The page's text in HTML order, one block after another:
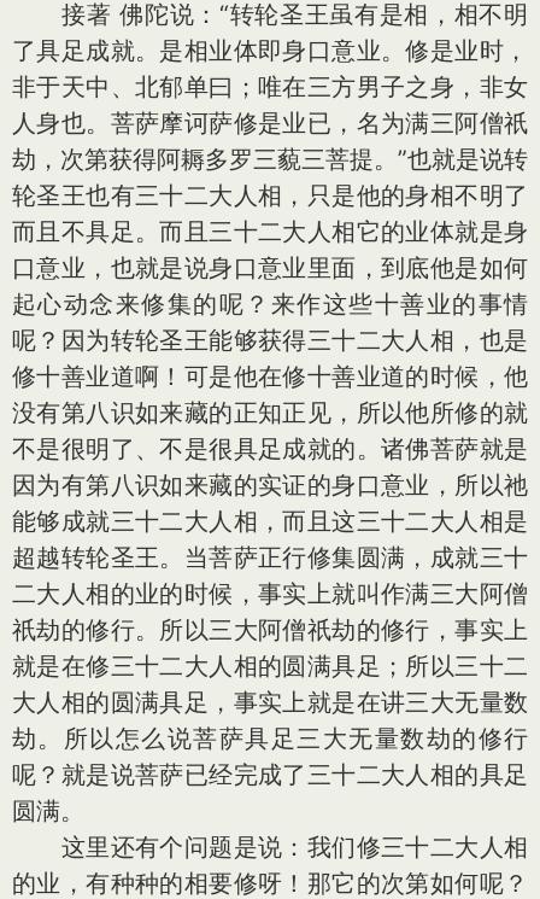
接著 佛陀说：“转轮圣王虽有是相，相不明
了具足成就。是相业体即身口意业。修是业时，
非于天中、北郁单曰；唯在三方男子之身，非女
人身也。菩萨摩诃萨修是业已，名为满三阿僧祇
劫，次第获得阿耨多罗三藐三菩提。”也就是说转
轮圣王也有三十二大人相，只是他的身相不明了
而且不具足。而且三十二大人相它的业体就是身
口意业，也就是说身口意业里面，到底他是如何
起心动念来修集的呢？来作这些十善业的事情
呢？因为转轮圣王能够获得三十二大人相，也是
修十善业道啊！可是他在修十善业道的时候，他
没有第八识如来藏的正知正见，所以他所修的就
不是很明了、不是很具足成就的。诸佛菩萨就是
因为有第八识如来藏的实证的身口意业，所以祂
能够成就三十二大人相，而且这三十二大人相是
超越转轮圣王。当菩萨正行修集圆满，成就三十
二大人相的业的时候，事实上就叫作满三大阿僧
祇劫的修行。所以三大阿僧祇劫的修行，事实上
就是在修三十二大人相的圆满具足；所以三十二
大人相的圆满具足，事实上就是在讲三大无量数
劫。所以怎么说菩萨具足三大无量数劫的修行
呢？就是说菩萨已经完成了三十二大人相的具足
圆满。
这里还有个问题是说：我们修三十二大人相
的业，有种种的相要修呀！那它的次第如何呢？